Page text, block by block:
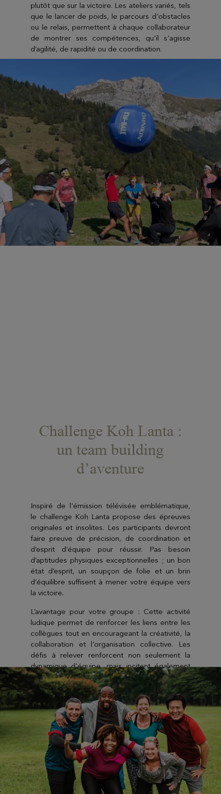
plutôt que sur la victoire. Les ateliers variés, tels
que le lancer de poids, le parcours d'obstacles
ou le relais, permettent à chaque collaborateur
de montrer ses compétences, qu'il s'agisse
d’agilité, de rapidité ou de coordination.
aux Olympiades, les membres de votre équipe
apprendront à valoriser les qualités et talents.
Cela renforce non seulement la cohésion, mais
aussi la communication. Les épreuves variées
favorisent l'entraide, créant un environnement
où chacun se sent valorisé. Cette dynamique
favorise un travail collectif qui perdurera bien
au-delà de l’événement.
Challenge Koh Lanta :
un team building
d’aventure
Inspiré de l'émission télévisée emblématique,
le challenge Koh Lanta propose des épreuves
originales et insolites. Les participants devront
faire preuve de précision, de coordination et
d’esprit d’équipe pour réussir. Pas besoin
d’aptitudes physiques exceptionnelles ; un bon
état d’esprit, un soupçon de folie et un brin
d’équilibre suffisent à mener votre équipe vers
la victoire.
L’avantage pour votre groupe : Cette activité
ludique permet de renforcer les liens entre les
collègues tout en encourageant la créativité, la
collaboration et l'organisation collective. Les
défis à relever renforcent non seulement la
dynamique d'équipe, mais incitent également
les participants à sortir de leur zone de confort.
En se confrontant à des situations nouvelles, les
équipes apprennent à s’appuyer les unes sur les
autres, ce qui crée un environnement de travail
collaboratif et positif.